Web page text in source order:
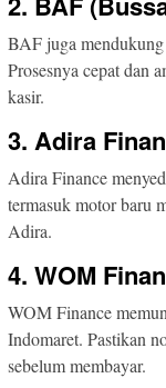
BAF juga
Prosesnya cepat dan
kasir.
3. Adira
Adira Finance
termasuk motor baru
Adira.
4. WOM
WOM Finance
Indomaret. Pastikan
sebelum membayar.